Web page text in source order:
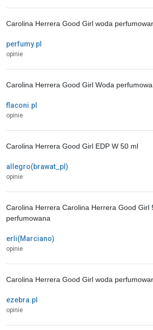
perfumy.pl
opinie
Carolina Herrera Good Girl woda
flaconi.pl
opinie
Carolina Herrera Good Girl Woda
allegro(brawat_pl)
opinie
Carolina Herrera Good Girl EDP W 50 ml
erli(Marciano)
opinie
Carolina Herrera Carolina Herrera Good Girl
perfumowana
ezebra.pl
opinie
Carolina Herrera Good Girl woda